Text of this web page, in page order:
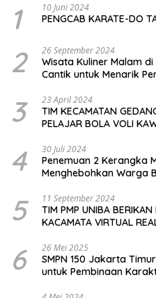
1 10 Juni 2024
PENGCAB KARATE-DO
2 26 September 2024
Wisata Kuliner Malam
Cantik untuk Menarik
3 23 April 2024
TIM KECAMATAN
PELAJAR BOLA VOLI
4 30 Juli 2024
Penemuan 2 Kerangka
Menghebohkan Warga
5 11 September 2024
TIM PMP UNIBA
KACAMATA VIRTUAL
6 26 Mei 2025
SMPN 150 Jakarta
untuk Pembinaan